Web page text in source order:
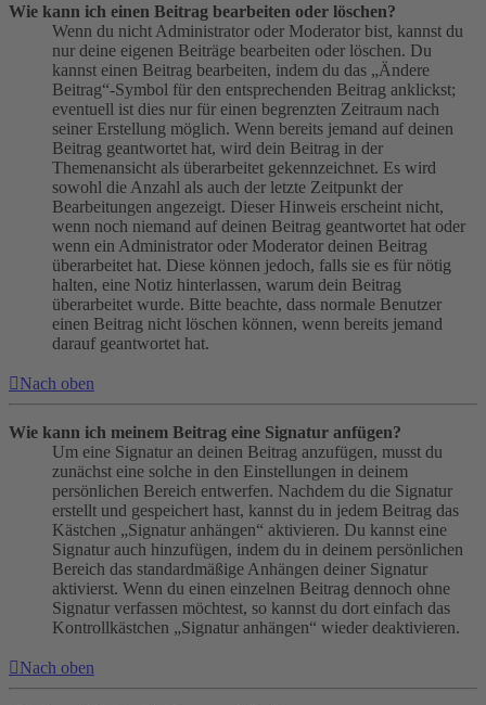
Wie kann ich einen Beitrag bearbeiten oder löschen?
Wenn du nicht Administrator oder Moderator bist, kannst du
nur deine eigenen Beiträge bearbeiten oder löschen. Du
kannst einen Beitrag bearbeiten, indem du das „Ändere
Beitrag“-Symbol für den entsprechenden Beitrag anklickst;
eventuell ist dies nur für einen begrenzten Zeitraum nach
seiner Erstellung möglich. Wenn bereits jemand auf deinen
Beitrag geantwortet hat, wird dein Beitrag in der
Themenansicht als überarbeitet gekennzeichnet. Es wird
sowohl die Anzahl als auch der letzte Zeitpunkt der
Bearbeitungen angezeigt. Dieser Hinweis erscheint nicht,
wenn noch niemand auf deinen Beitrag geantwortet hat oder
wenn ein Administrator oder Moderator deinen Beitrag
überarbeitet hat. Diese können jedoch, falls sie es für nötig
halten, eine Notiz hinterlassen, warum dein Beitrag
überarbeitet wurde. Bitte beachte, dass normale Benutzer
einen Beitrag nicht löschen können, wenn bereits jemand
darauf geantwortet hat.
Nach oben
Wie kann ich meinem Beitrag eine Signatur anfügen?
Um eine Signatur an deinen Beitrag anzufügen, musst du
zunächst eine solche in den Einstellungen in deinem
persönlichen Bereich entwerfen. Nachdem du die Signatur
erstellt und gespeichert hast, kannst du in jedem Beitrag das
Kästchen „Signatur anhängen“ aktivieren. Du kannst eine
Signatur auch hinzufügen, indem du in deinem persönlichen
Bereich das standardmäßige Anhängen deiner Signatur
aktivierst. Wenn du einen einzelnen Beitrag dennoch ohne
Signatur verfassen möchtest, so kannst du dort einfach das
Kontrollkästchen „Signatur anhängen“ wieder deaktivieren.
Nach oben